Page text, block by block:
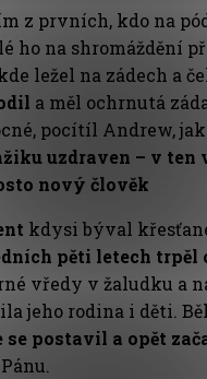
z prvních, kdo na
ho na shromáždění
ležel na zádech a
a měl ochrnutá
pocítíl Andrew,
uzdraven – v ten
nový člověk
kdysi býval
pěti letech
vředy v žaludku a
jeho rodina i děti.
se postavil a opět